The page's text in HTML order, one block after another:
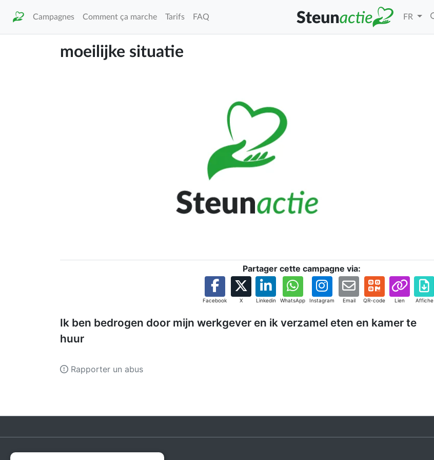
Campagnes Comment ça marche Tarifs FAQ FR
moeilijke situatie
Partager cette campagne via:
Facebook X Linkedin WhatsApp Instagram Email QR-code Lien Affiche
Ik ben bedrogen door mijn werkgever en ik verzamel eten en kamer te
huur
Rapporter un abus